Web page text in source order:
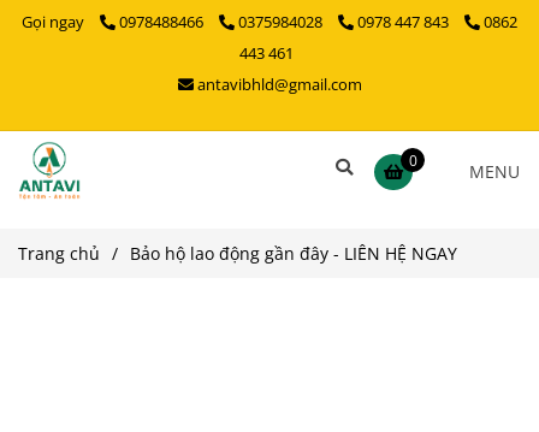
Gọi ngay 0978488466 0375984028 0978 447 843
0862
443 461
antavibhld@gmail.com
0 MENU
Trang chủ / Bảo hộ lao động gần đây - LIÊN HỆ NGAY